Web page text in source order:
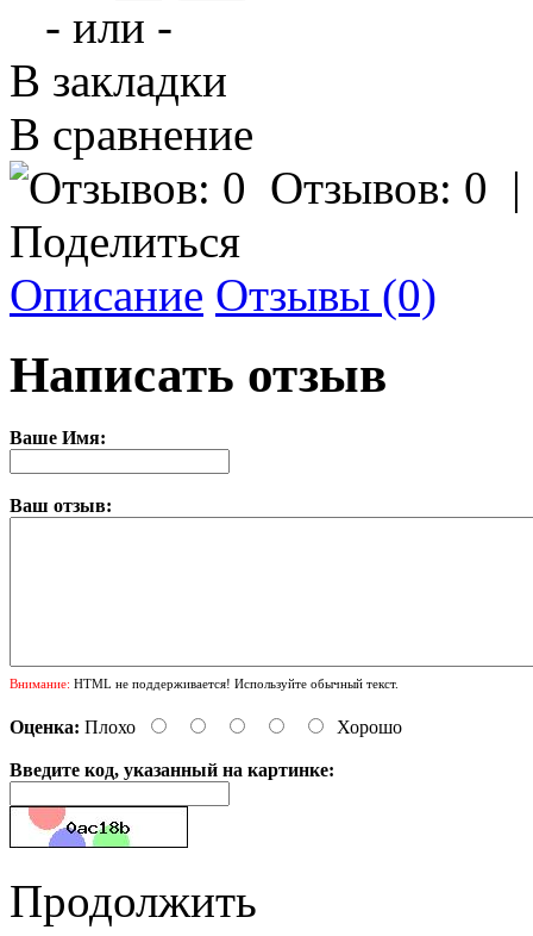
- или -
В закладки
В сравнение
Отзывов: 0
Поделиться
Описание Отзывы (0)
Написать отзыв
Ваше Имя:
Ваш отзыв:
Внимание: HTML не поддерживается! Используйте обычный текст.
Оценка: Плохо Хорошо
Введите код, указанный на картинке:
Продолжить